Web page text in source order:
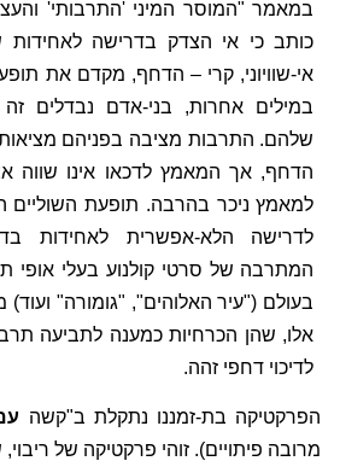
במאמר "המוסר המיני 'התרבותי'
כותב כי אי הצדק בדרישה לאחידות
אי-שוויוני, קרי – הדחף, מקדם את
במילים אחרות, בני-אדם נבדלים
שלהם. התרבות מציבה בפניהם
הדחף, אך המאמץ לדכאו אינו שווה
למאמץ ניכר בהרבה. תופעת השוליים
לדרישה הלא-אפשרית לאחידות
המתרבה של סרטי קולנוע בעלי אופי
בעולם ("עיר האלוהים", "גומורה" ועוד)
אלו, שהן הכרחיות כמענה לתביעה
לדיכוי דחפי זהה.
הפרקטיקה בת-זמננו נתקלת ב"קשה
מרובה פיתויים). זוהי פרקטיקה של